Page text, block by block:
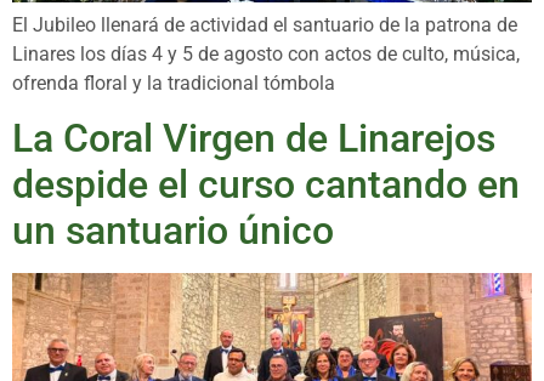
El Jubileo llenará de actividad el santuario de la patrona de
Linares los días 4 y 5 de agosto con actos de culto, música,
ofrenda floral y la tradicional tómbola
La Coral Virgen de Linarejos
despide el curso cantando en
un santuario único